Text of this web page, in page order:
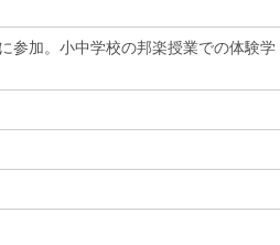
参加。小中学校の邦楽授業での体験学